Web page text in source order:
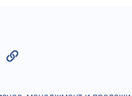
почта
Ссылка